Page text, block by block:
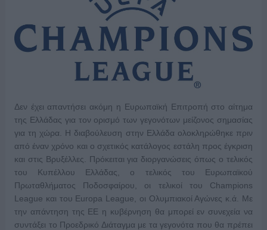
Δεν έχει απαντήσει ακόμη η Ευρωπαϊκή Επιτροπή στο αίτημα
της Ελλάδας για τον ορισμό των γεγονότων μείζονος σημασίας
για τη χώρα. Η διαβούλευση στην Ελλάδα ολοκληρώθηκε πριν
από έναν χρόνο και ο σχετικός κατάλογος εστάλη προς έγκριση
και στις Βρυξέλλες. Πρόκειται για διοργανώσεις όπως ο τελικός
του Κυπέλλου Ελλάδας, ο τελικός του Ευρωπαϊκού
Πρωταθλήματος Ποδοσφαίρου, οι τελικοί του Champions
League και του Europa League, οι Ολυμπιακοί Αγώνες κ.ά. Με
την απάντηση της ΕΕ η κυβέρνηση θα μπορεί εν συνεχεία να
συντάξει το Προεδρικό Διάταγμα με τα γεγονότα που θα πρέπει